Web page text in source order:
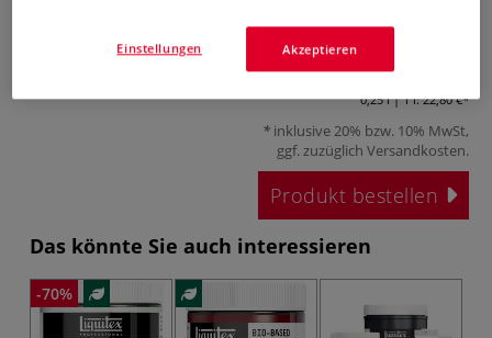
19,01 €
ab5,70 €
0,25 l | 1 l:22,80 €
inklusive 20% bzw. 10% MwSt,
ggf. zuzüglich Versandkosten.
Produkt bestellen
Das könnte Sie auch interessieren
-70%
Akzeptieren
Einstellungen